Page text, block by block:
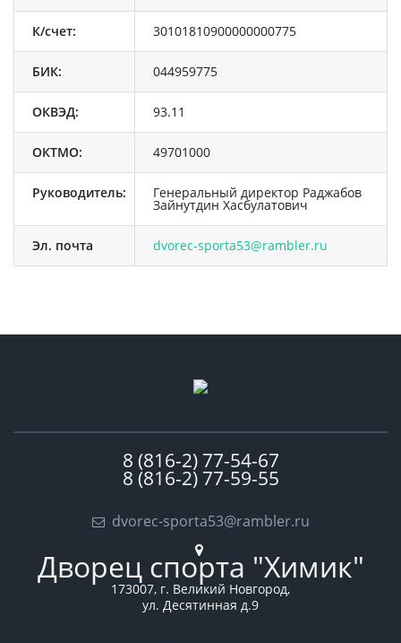
К/счет: 30101810900000000775
БИК: 044959775
ОКВЭД: 93.11
ОКТМО: 49701000
Руководитель: Генеральный директор Раджабов
Зайнутдин Хасбулатович
Эл. почта dvorec-sporta53@rambler.ru
8 (816-2) 77-54-67
8 (816-2) 77-59-55
dvorec-sporta53@rambler.ru
Дворец спорта "Химик"
173007, г. Великий Новгород,
ул. Десятинная д.9